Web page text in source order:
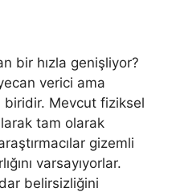
bir hızla genişliyor?
verici ama
biridir. Mevcut fiziksel
tam olarak
gizemli
varsayıyorlar.
belirsizliğini